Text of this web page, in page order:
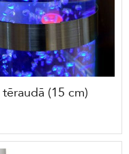
(15 cm)